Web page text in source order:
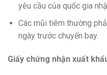
yêu cầu của quốc gia
Các mũi tiêm thường
ngày trước chuyến bay.
Giấy chứng nhận xuất